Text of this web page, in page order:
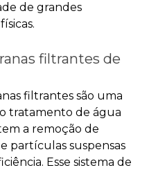
de grandes
filtrantes de
filtrantes são uma
tratamento de água
a remoção de
partículas suspensas
Esse sistema de